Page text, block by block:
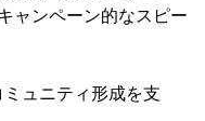
ャンペーン的なスピー
ュニティ形成を支